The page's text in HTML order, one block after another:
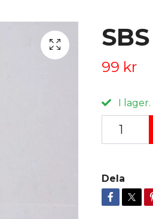
99 kr
I lager.
Dela